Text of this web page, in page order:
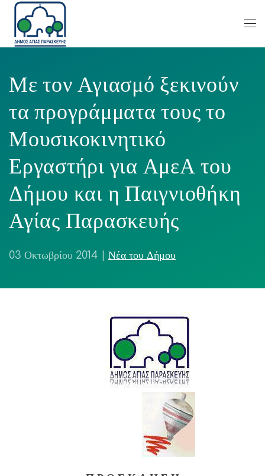
Με τον Αγιασμό ξεκινούν
τα προγράμματα τους το
Μουσικοκινητικό
Εργαστήρι για ΑμεΑ του
Δήμου και η Παιγνιοθήκη
Αγίας Παρασκευής
03 Οκτωβρίου 2014 Νέα του Δήμου